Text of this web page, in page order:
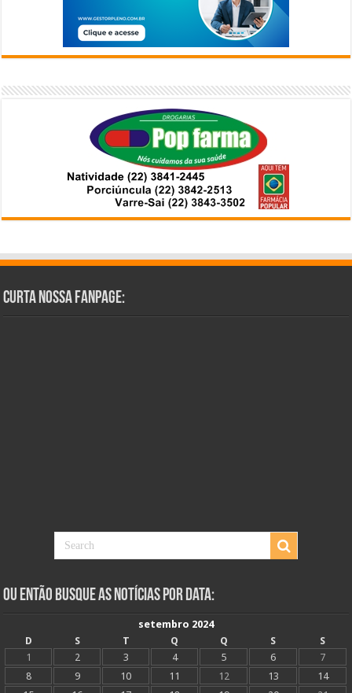
Curta Nossa Fanpage:
Ou Então Busque as Notícias Por Data:
setembro 2024
D
S T Q Q S
S
1
2 3 4 5 6
7
8
9 10 11 12 13
14